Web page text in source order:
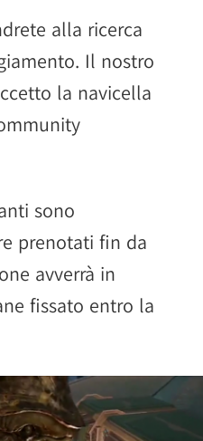
alla ricerca
Il nostro
la navicella
sono
prenotati fin da
avverrà in
fissato entro la